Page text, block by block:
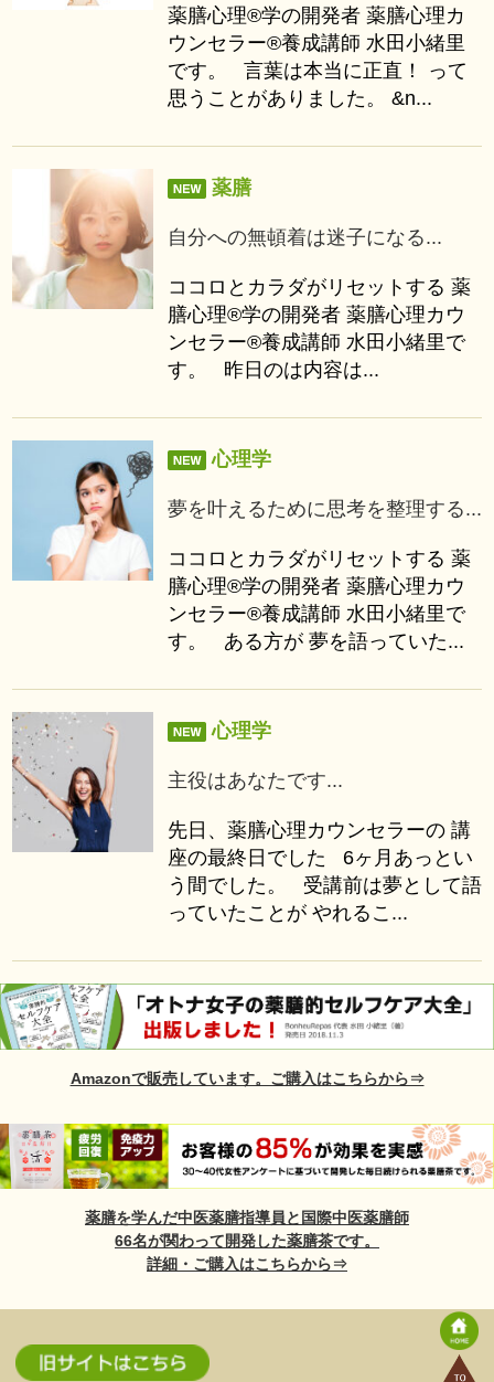
薬膳心理®学の開発者 薬膳心理カ
ウンセラー®養成講師 水田小緒里
です。 言葉は本当に正直！ って
思うことがありました。 &n...
薬膳
自分への無頓着は迷子になる...
ココロとカラダがリセットする 薬
膳心理®学の開発者 薬膳心理カウ
ンセラー®養成講師 水田小緒里で
す。 昨日のは内容は...
心理学
夢を叶えるために思考を整理する...
ココロとカラダがリセットする 薬
膳心理®学の開発者 薬膳心理カウ
ンセラー®養成講師 水田小緒里で
す。 ある方が 夢を語っていた...
心理学
主役はあなたです...
先日、薬膳心理カウンセラーの 講
座の最終日でした 6ヶ月あっとい
う間でした。 受講前は夢として語
っていたことが やれるこ...
Amazonで販売しています。ご購入はこちらから⇒
薬膳を学んだ中医薬膳指導員と国際中医薬膳師
66名が関わって開発した薬膳茶です。
詳細・ご購入はこちらから⇒